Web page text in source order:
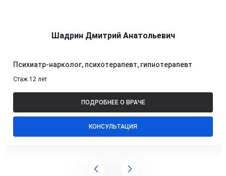
Шадрин Дмитрий Анатольевич
Психиатр-нарколог, психотерапевт, гипнотерапевт
Стаж 12 лет
ПОДРОБНЕЕ О ВРАЧЕ
КОНСУЛЬТАЦИЯ